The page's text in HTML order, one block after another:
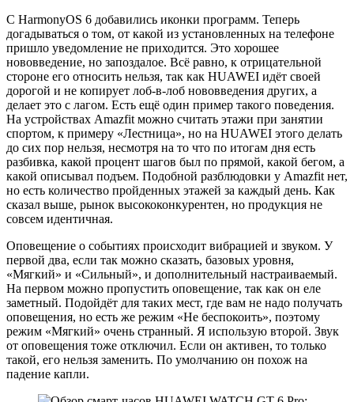
С HarmonyOS 6 добавились иконки программ. Теперь
догадываться о том, от какой из установленных на телефоне
пришло уведомление не приходится. Это хорошее
нововведение, но запоздалое. Всё равно, к отрицательной
стороне его относить нельзя, так как HUAWEI идёт своей
дорогой и не копирует лоб-в-лоб нововведения других, а
делает это с лагом. Есть ещё один пример такого поведения.
На устройствах Amazfit можно считать этажи при занятии
спортом, к примеру «Лестница», но на HUAWEI этого делать
до сих пор нельзя, несмотря на то что по итогам дня есть
разбивка, какой процент шагов был по прямой, какой бегом, а
какой описывал подъем. Подобной разблюдовки у Amazfit нет,
но есть количество пройденных этажей за каждый день. Как
сказал выше, рынок высококонкурентен, но продукция не
совсем идентичная.
Оповещение о событиях происходит вибрацией и звуком. У
первой два, если так можно сказать, базовых уровня,
«Мягкий» и «Сильный», и дополнительный настраиваемый.
На первом можно пропустить оповещение, так как он еле
заметный. Подойдёт для таких мест, где вам не надо получать
оповещения, но есть же режим «Не беспокоить», поэтому
режим «Мягкий» очень странный. Я использую второй. Звук
от оповещения тоже отключил. Если он активен, то только
такой, его нельзя заменить. По умолчанию он похож на
падение капли.